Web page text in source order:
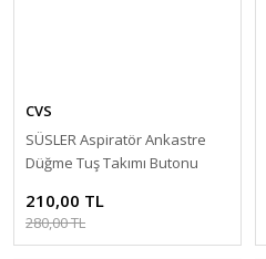
CVS
SÜSLER Aspiratör Ankastre
Düğme Tuş Takımı Butonu
210,00 TL
280,00 TL